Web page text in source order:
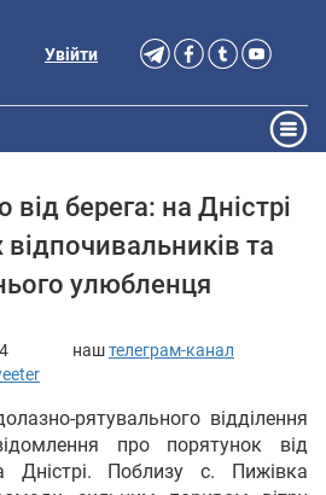
Увійти
від берега: на Дністрі
та
улюбленця
наштелеграм-канал
рятувального відділення
про порятунок від
Дністрі. Поблизу с. Пижівка